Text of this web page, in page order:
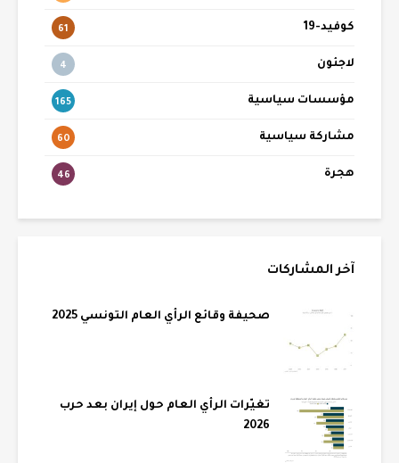
كوفيد-19
لاجئون
مؤسسات سياسية 165
مشاركة سياسية
هجرة
آخر المشاركات
صحيفة وقائع الرأي العام التونسي 2025
تغيّرات الرأي العام حول إيران بعد حرب
2026